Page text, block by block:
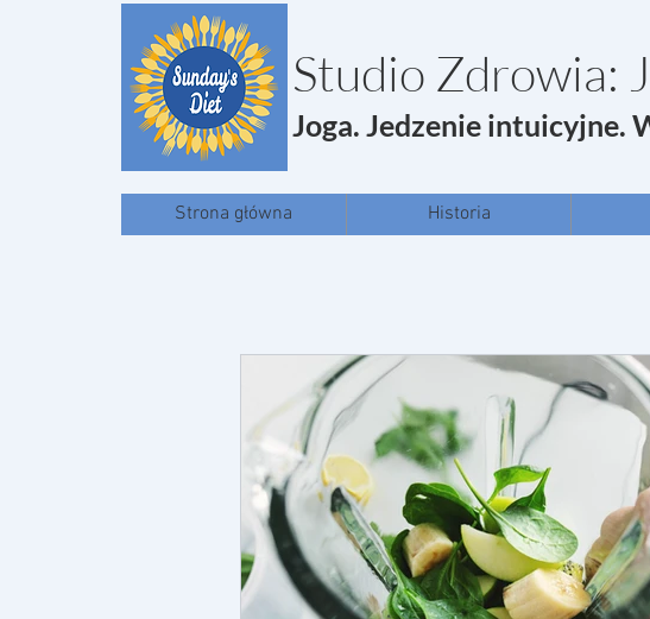
Studio Zdrowia:
Joga. Jedzenie intuicyjne.
Strona główna Historia